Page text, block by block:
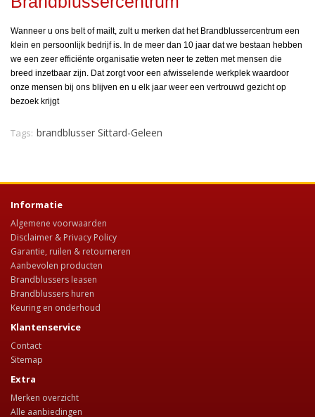
Wanneer u ons belt of mailt, zult u merken dat het Brandblussercentrum een
klein en persoonlijk bedrijf is. In de meer dan 10 jaar dat we bestaan hebben
we een zeer efficiënte organisatie weten neer te zetten met mensen die
breed inzetbaar zijn. Dat zorgt voor een afwisselende werkplek waardoor
onze mensen bij ons blijven en u elk jaar weer een vertrouwd gezicht op
bezoek krijgt
Tags: brandblusser Sittard-Geleen
Informatie
Algemene voorwaarden
Disclaimer & Privacy Policy
Garantie, ruilen & retourneren
Aanbevolen producten
Brandblussers leasen
Brandblussers huren
Keuring en onderhoud
Klantenservice
Contact
Sitemap
Extra
Merken overzicht
Alle aanbiedingen